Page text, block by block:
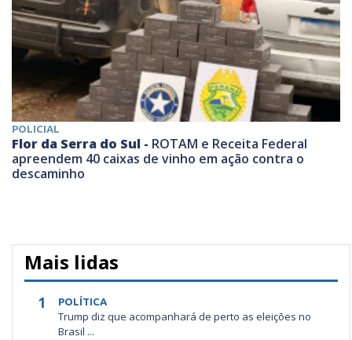
POLICIAL
Flor da Serra do Sul - ROTAM e Receita Federal
apreendem 40 caixas de vinho em ação contra o
descaminho
Mais lidas
1 POLÍTICA
Trump diz que acompanhará de perto as eleições no
Brasil ...